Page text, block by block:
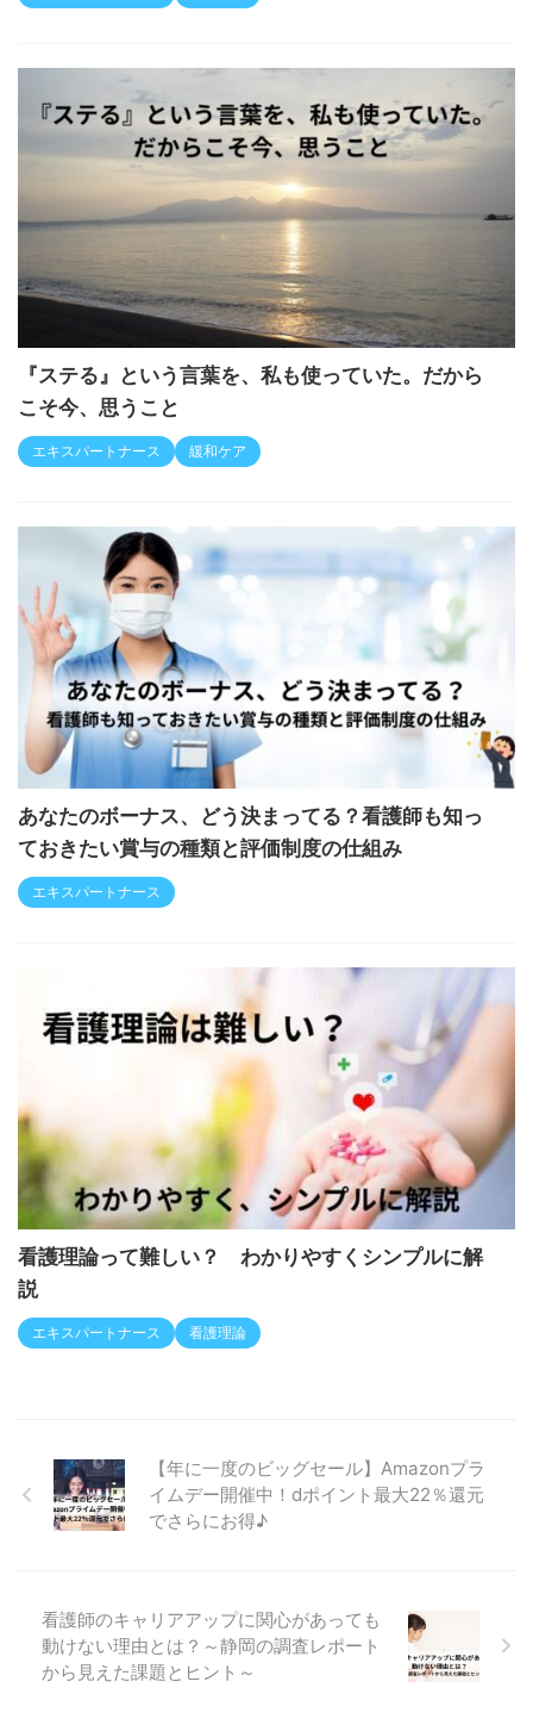
『ステる』という言葉を、私も使っていた。だから
こそ今、思うこと
エキスパートナース 緩和ケア
あなたのボーナス、どう決まってる？看護師も知っ
ておきたい賞与の種類と評価制度の仕組み
エキスパートナース
看護理論って難しい？ わかりやすくシンプルに解
説
エキスパートナース 看護理論
【年に一度のビッグセール】Amazonプラ
イムデー開催中！dポイント最大22％還元
でさらにお得♪
看護師のキャリアアップに関心があっても
動けない理由とは？～静岡の調査レポート
から見えた課題とヒント～